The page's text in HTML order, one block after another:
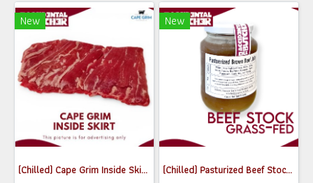
New
(Chilled) Cape Grim Inside Skirt Steak (เนื้อพื้นท้องด้านใน) (300-350g)
New
(Chilled) Pasturized Beef Stock (300ml) (Jar)